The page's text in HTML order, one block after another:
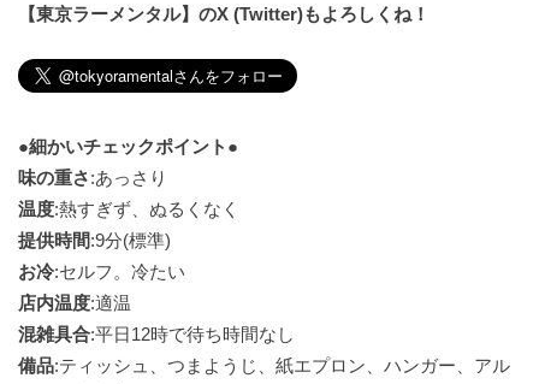
【東京ラーメンタル】のX (Twitter)もよろしくね！
●細かいチェックポイント●
味の重さ:あっさり
温度:熱すぎず、ぬるくなく
提供時間:9分(標準)
お冷:セルフ。冷たい
店内温度:適温
混雑具合:平日12時で待ち時間なし
備品:ティッシュ、つまようじ、紙エプロン、ハンガー、アル